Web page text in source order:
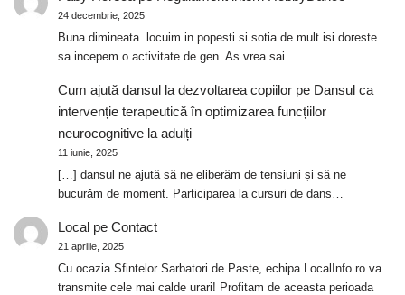
24 decembrie, 2025
Buna dimineata .locuim in popesti si sotia de mult isi doreste
sa incepem o activitate de gen. As vrea sai…
Cum ajută dansul la dezvoltarea copiilorpe Dansul ca
intervenție terapeutică în optimizarea funcțiilor
neurocognitive la adulți
11 iunie, 2025
[…] dansul ne ajută să ne eliberăm de tensiuni și să ne
bucurăm de moment. Participarea la cursuri de dans…
Localpe Contact
21 aprilie, 2025
Cu ocazia Sfintelor Sarbatori de Paste, echipa LocalInfo.ro va
transmite cele mai calde urari! Profitam de aceasta perioada